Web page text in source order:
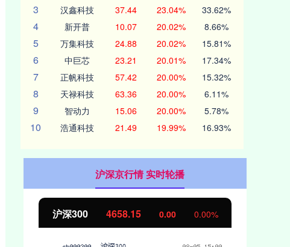
3 汉鑫科技 37.44 23.04% 33.62%
4 新开普 10.07 20.02% 8.66%
5 万集科技 24.88 20.02% 15.81%
6 中巨芯 23.21 20.01% 17.34%
7 正帆科技 57.42 20.00% 15.32%
8 天禄科技 63.36 20.00% 6.11%
9 智动力 15.06 20.00% 5.78%
10 浩通科技 21.49 19.99% 16.93%
沪深京行情 实时轮播
沪深300 4658.15 0.00 0.00%